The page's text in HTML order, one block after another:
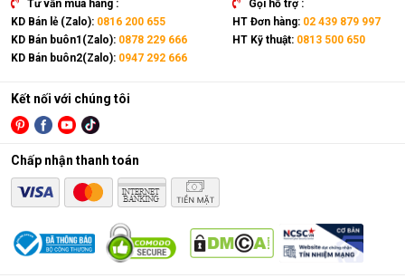
Điều hòa di động là gì?
Tư vấn mua hàng :
KD Bán lẻ (Zalo): 0816 200 655
KD Bán buôn1(Zalo): 0878 229 666
KD Bán buôn2(Zalo): 0947 292 666
Gọi hỗ trợ :
HT Đơn hàng: 02 439 879 997
HT Kỹ thuật: 0813 500 650
Kết nối với chúng tôi
Chấp nhận thanh toán